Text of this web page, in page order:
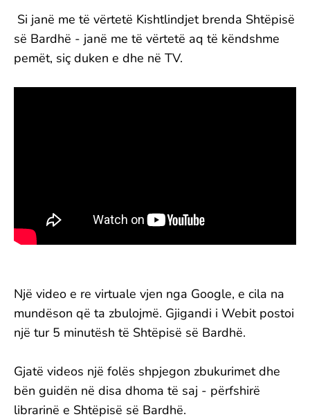
Si janë me të vërtetë Kishtlindjet brenda Shtëpisë
së Bardhë - janë me të vërtetë aq të këndshme
pemët, siç duken e dhe në TV.
Një video e re virtuale vjen nga Google, e cila na
mundëson që ta zbulojmë. Gjigandi i Webit postoi
një tur 5 minutësh të Shtëpisë së Bardhë.
Gjatë videos një folës shpjegon zbukurimet dhe
bën guidën në disa dhoma të saj - përfshirë
librarinë e Shtëpisë së Bardhë.